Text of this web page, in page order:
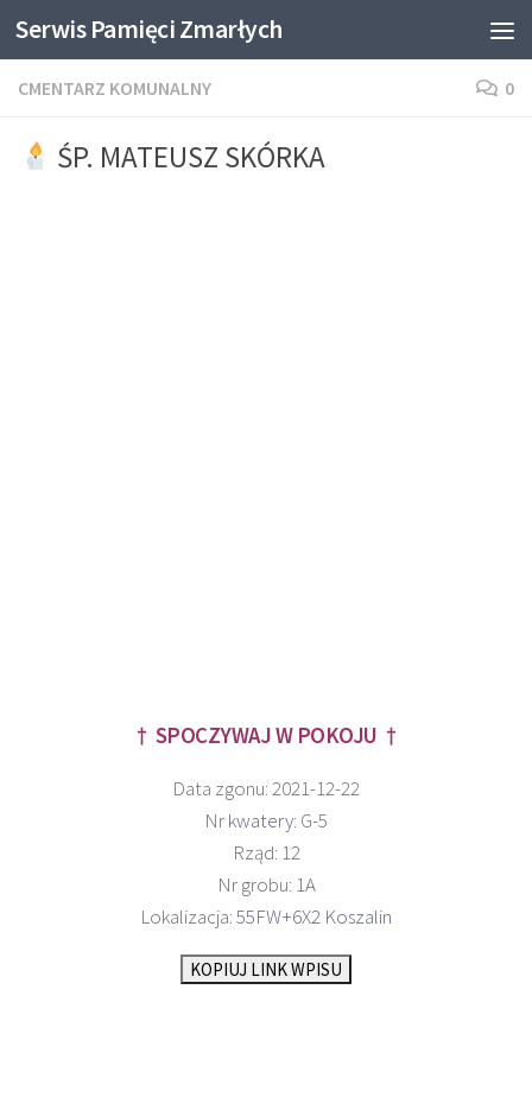
Skip to content
Serwis Pamięci Zmarłych
CMENTARZ KOMUNALNY 0
ŚP. MATEUSZ SKÓRKA
† SPOCZYWAJ W POKOJU †
Data zgonu: 2021-12-22
Nrkwatery: G-5
Rząd: 12
Nr grobu: 1A
Lokalizacja:55FW+6X2 Koszalin
KOPIUJ LINK WPISU